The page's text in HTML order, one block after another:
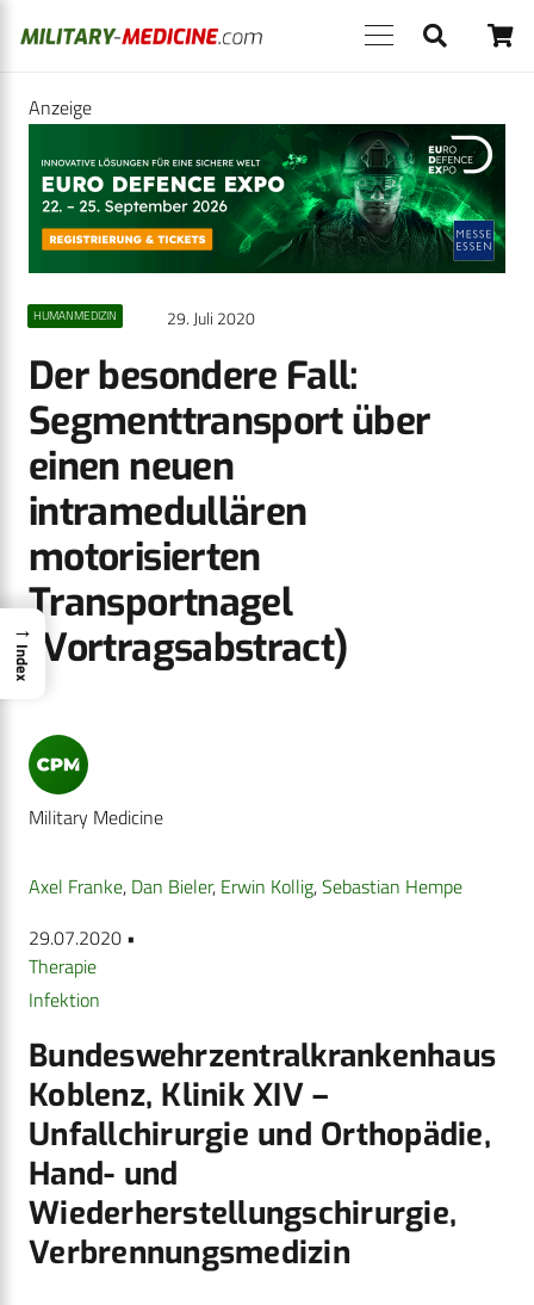
Anzeige
HUMANMEDIZIN 29. Juli 2020
Der besondere Fall:
Segmenttransport über
einen neuen
intramedullären
motorisierten
Transportnagel
(Vortragsabstract)
Military Medicine
Axel Franke, Dan Bieler, Erwin Kollig,Sebastian Hempe
29.07.2020 •
Therapie
Infektion
Bundeswehrzentralkrankenhaus
Koblenz, Klinik XIV –
Unfallchirurgie und Orthopädie,
Hand- und
Wiederherstellungschirurgie,
Verbrennungsmedizin
→
Index